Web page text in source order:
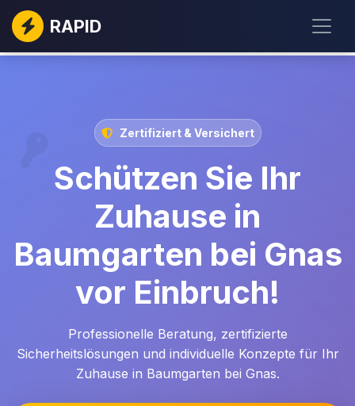
RAPID
Zertifiziert & Versichert
Schützen Sie Ihr
Zuhause in
Baumgarten bei Gnas
vor Einbruch!
Professionelle Beratung, zertifizierte
Sicherheitslösungen und individuelle Konzepte für Ihr
Zuhause in Baumgarten bei Gnas.